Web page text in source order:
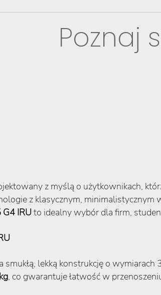
Poznaj
z myślą o użytkownikach,
z klasycznym,
IRU to idealny wybór dla firm,
smukłą, lekką konstrukcję o
, co gwarantuje łatwość w